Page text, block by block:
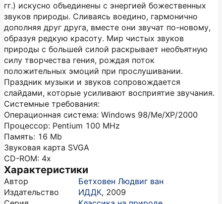
гг.) искусно объединены с энергией божественных
звуков природы. Сливаясь воедино, гармонично
дополняя друг друга, вместе они звучат по-новому,
образуя редкую красоту. Мир чистых звуков
природы с большей силой раскрывает необъятную
силу творчества гения, рождая поток
положительных эмоций при прослушивании.
Праздник музыки и звуков сопровождается
слайдами, которые усиливают восприятие звучания.
Системные требования:
Операционная система: Windows 98/Me/XP/2000
Процессор: Pentium 100 MHz
Память: 16 Mb
Звуковая карта SVGA
CD-ROM: 4x
Характеристики
Автор
Бетховен Людвиг ван
Издательство
ИДДК, 2009